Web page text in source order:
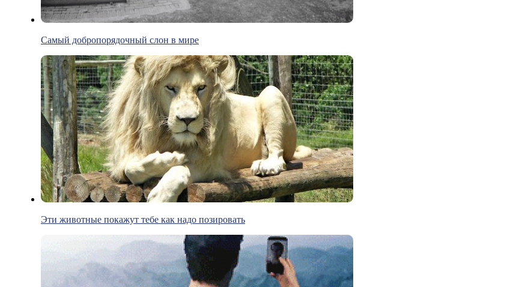
Самый добропорядочный слон в мире
Эти животные покажут тебе как надо позировать